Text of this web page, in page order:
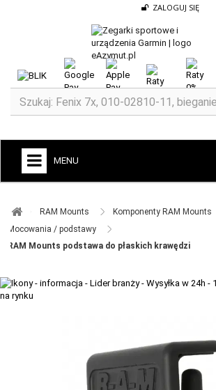
ZALOGUJ SIĘ
MENU
ZEGARKI DO BIEGANIA
ZEGARKI DLA DZIECI GARMIN
TACX
ELITE
RAM Mounts ​
Komponenty RAM Mounts ​
Mocowania / podstawy ​
RAM Mounts podstawa do płaskich krawędzi